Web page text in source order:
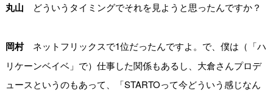
丸山 どういうタイミングでそれを見ようと思ったんですか？
岡村ネットフリックスで1位だったんですよ。で、僕は（「ハ
リケーンベイベ」で）仕事した関係もあるし、大倉さんプロデ
ュースというのもあって、「STARTOって今どういう感じなん